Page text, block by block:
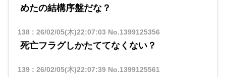
めたの結構序盤だな？
138: 26/02/05(木)22:07:03 No.1399125356
死亡フラグしかたててなくない？
139: 26/02/05(木)22:07:39No.1399125561